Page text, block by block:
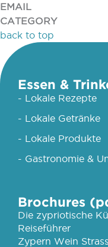
EMAIL
CATEGORY
back to top
Essen &
- Lokale Rezepte
- Lokale Getränke
- Lokale Produkte
- Gastronomie &
Brochures
Die zypriotische
Reiseführer
Zypern Wein